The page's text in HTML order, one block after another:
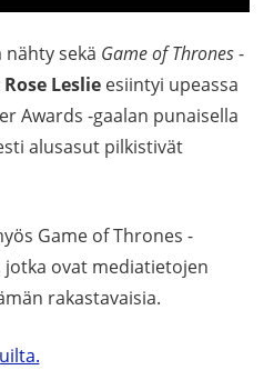
sekä Game of Thrones-
Rose Leslieesiintyi upeassa
Awards -gaalan punaisella
alusasut pilkistivät
Game of Thrones -
jotka ovat mediatietojen
rakastavaisia.